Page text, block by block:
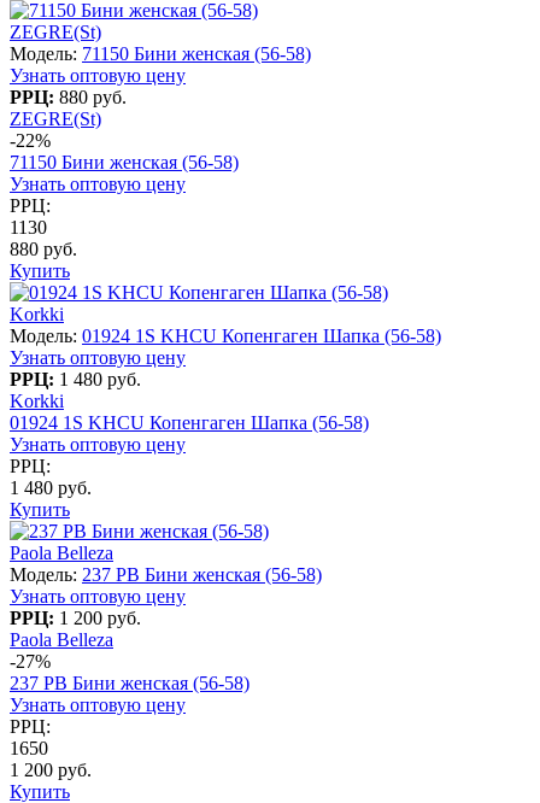
ZEGRE(St)
Модель: 71150 Бини женская (56-58)
Узнать оптовую цену
РРЦ: 880 руб.
ZEGRE(St)
-22%
71150 Бини женская (56-58)
Узнать оптовую цену
РРЦ:
1130
880 руб.
Купить
Korkki
Модель: 01924 1S KHCU Копенгаген Шапка (56-58)
Узнать оптовую цену
РРЦ: 1 480 руб.
Korkki
01924 1S KHCU Копенгаген Шапка (56-58)
Узнать оптовую цену
РРЦ:
1 480 руб.
Купить
Paola Belleza
Модель: 237 PB Бини женская (56-58)
Узнать оптовую цену
РРЦ: 1 200 руб.
Paola Belleza
-27%
237 PB Бини женская (56-58)
Узнать оптовую цену
РРЦ:
1650
1 200 руб.
Купить